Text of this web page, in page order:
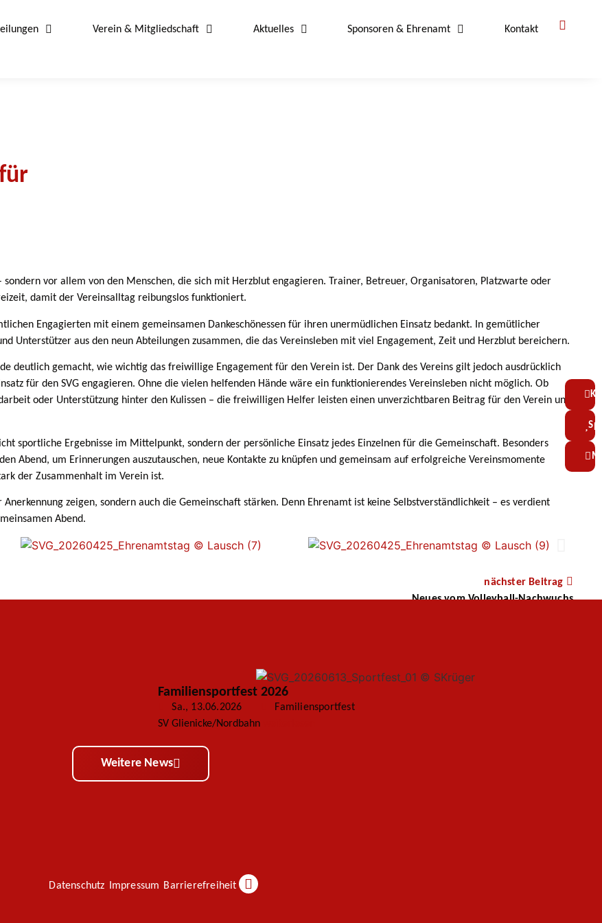
Verein & Mitgliedschaft Aktuelles Sponsoren & Ehrenamt Kontakt
vor allem von den Menschen, die sich mit Herzblut engagieren. Trainer, Betreuer, Organisatoren, Platzwarte oder
damit der Vereinsalltag reibungslos funktioniert.
Engagierten mit einem gemeinsamen Dankeschönessen für ihren unermüdlichen Einsatz bedankt. In gemütlicher
Unterstützer aus den neun Abteilungen zusammen, die das Vereinsleben mit viel Engagement, Zeit und Herzblut bereichern.
deutlich gemacht, wie wichtig das freiwillige Engagement für den Verein ist. Der Dank des Vereins gilt jedoch ausdrücklich
für den SVG engagieren. Ohne die vielen helfenden Hände wäre ein funktionierendes Vereinsleben nicht möglich. Ob
oder Unterstützung hinter den Kulissen – die freiwilligen Helfer leisten einen unverzichtbaren Beitrag für den Verein und
sportliche Ergebnisse im Mittelpunkt, sondern der persönliche Einsatz jedes Einzelnen für die Gemeinschaft. Besonders
Abend, um Erinnerungen auszutauschen, neue Kontakte zu knüpfen und gemeinsam auf erfolgreiche Vereinsmomente
der Zusammenhalt im Verein ist.
zeigen, sondern auch die Gemeinschaft stärken. Denn Ehrenamt ist keine Selbstverständlichkeit – es verdient
Abend.
nächster Beitrag
Neues vom Volleyball-Nachwuchs
Familiensportfest 2026
Sa., 13.06.2026
Familiensportfest
SV Glienicke/Nordbahn
Weitere News
Datenschutz Impressum Barrierefreiheit